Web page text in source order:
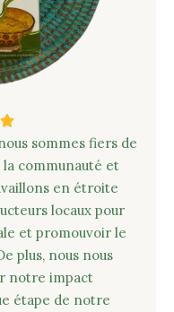
N
o
é
5
s
u
r
5
sommes fiers de
communauté et
en étroite
locaux pour
et promouvoir le
plus, nous nous
notre impact
étape de notre